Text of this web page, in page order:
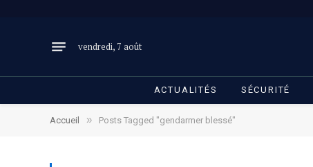
vendredi, 7 août
ACTUALITÉS SÉCURITÉ
Accueil » Posts Tagged "gendarmer blessé"